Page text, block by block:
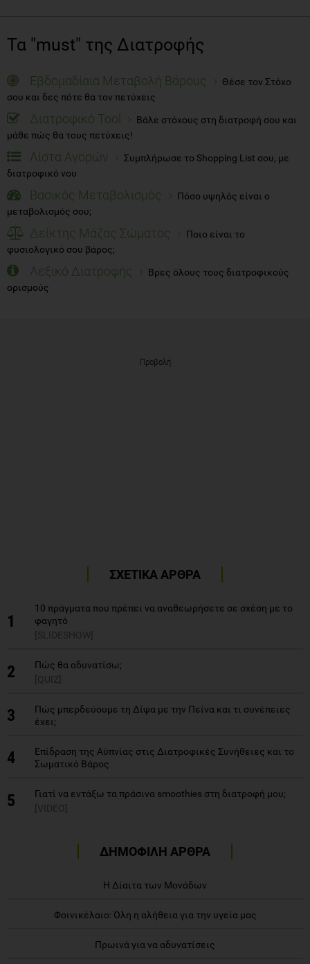
Τα "must" της Διατροφής
Εβδομαδίαια Μεταβολή Βάρους
Θέσε τον Στόχο
σου και δες πότε θα τον πετύχεις
Διατροφικό Tool
Βάλε στόχους στη διατροφή σου και
μάθε πώς θα τους πετύχεις!
Λίστα Αγορών
Συμπλήρωσε το Shopping List σου, με
διατροφικό νου
Βασικός Μεταβολισμός
Πόσο υψηλός είναι ο
μεταβολισμός σου;
Δείκτης Μάζας Σώματος
Ποιο είναι το
φυσιολογικό σου βάρος;
Λεξικό Διατροφής
Βρες όλους τους διατροφικούς
ορισμούς
Προβολή
ΣΧΕΤΙΚΑ ΑΡΘΡΑ
1
10 πράγματα που πρέπει να αναθεωρήσετε σε σχέση με το
φαγητό
[SLIDESHOW]
2
Πώς θα αδυνατίσω;
[QUIZ]
3
Πώς μπερδεύουμε τη Δίψα με την Πείνα και τι συνέπειες
έχει;
4
Επίδραση της Αϋπνίας στις Διατροφικές Συνήθειες και το
Σωματικό Βάρος
5
Γιατί να εντάξω τα πράσινα smoothies στη διατροφή μου;
[VIDEO]
ΔΗΜΟΦΙΛΗ ΑΡΘΡΑ
Η Δίαιτα των Μονάδων
Φοινικέλαιο: Όλη η αλήθεια για την υγεία μας
Πρωινά για να αδυνατίσεις